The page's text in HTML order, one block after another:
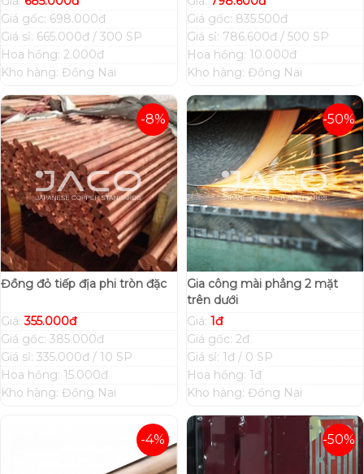
Giá gốc: 698.000đ
Giá sỉ: 665.000đ / 300 SP
Hoa hồng: 2.000đ
Kho hàng: Đồng Nai
Giá gốc: 835.500đ
Giá sỉ: 786.600đ / 500 SP
Hoa hồng: 10.000đ
Kho hàng: Đồng Nai
-8%
Đồng đỏ tiếp địa phi tròn đặc
Giá:355.000đ
Giá gốc: 385.000đ
Giá sỉ: 335.000đ / 10 SP
Hoa hồng: 15.000đ
Kho hàng: Đồng Nai
-50%
Gia công mài phẳng 2 mặt
trên dưới
Giá: 1đ
Giá gốc: 2đ
Giá sỉ: 1đ / 0 SP
Hoa hồng: 1đ
Kho hàng: Đồng Nai
-4% -50%